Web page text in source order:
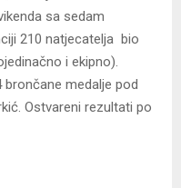
sa sedam
210 natjecatelja bio
i ekipno).
brončane medalje pod
Ostvareni rezultati po